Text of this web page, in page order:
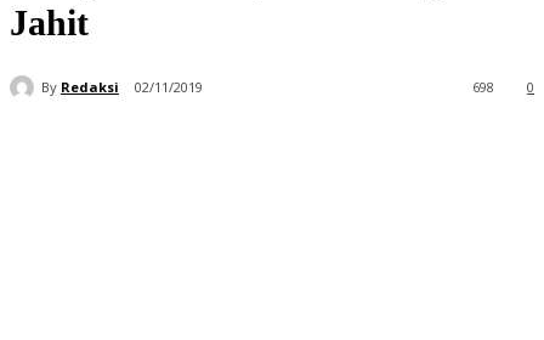
Jahit
By Redaksi 02/11/2019 0
698